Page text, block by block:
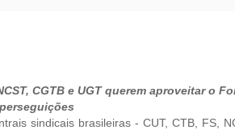
CGTB e UGT querem aproveitar o
sindicais brasileiras - CUT, CTB, FS,